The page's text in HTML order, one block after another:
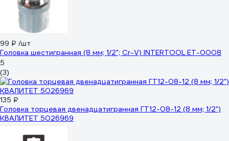
99 ₽ /шт
Головка шестигранная (8 мм; 1/2"; Cr-V) INTERTOOL ET-0008
5
(3)
135 ₽
Головка торцевая двенадцатигранная ГТ12-08-12 (8 мм; 1/2")
КВАЛИТЕТ 5026969